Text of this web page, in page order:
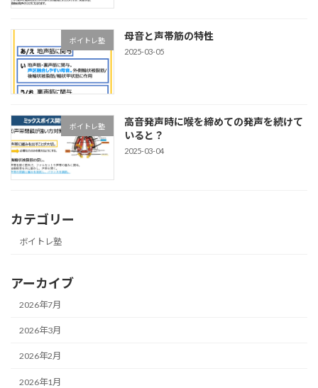
ボイトレ塾 母音と声帯筋の特性
2025-03-05
ボイトレ塾
高音発声時に喉を締めての発声を続けて
いると？
2025-03-04
カテゴリー
ボイトレ塾
アーカイブ
2026年7月
2026年3月
2026年2月
2026年1月